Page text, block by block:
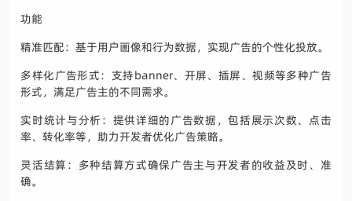
功能
精准匹配：基于用户画像和行为数据，实现广告的个性化投放。
多样化广告形式：支持banner、开屏、插屏、视频等多种广告
形式，满足广告主的不同需求。
实时统计与分析：提供详细的广告数据，包括展示次数、点击
率、转化率等，助力开发者优化广告策略。
灵活结算：多种结算方式确保广告主与开发者的收益及时、准
确。